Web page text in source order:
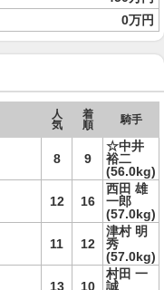
0万円
人
気
着
順
騎手
8 9
☆中井
裕二
(56.0kg)
12 16
西田 雄
一郎
(57.0kg)
11 12
津村 明
秀
(57.0kg)
13 10
村田 一
誠